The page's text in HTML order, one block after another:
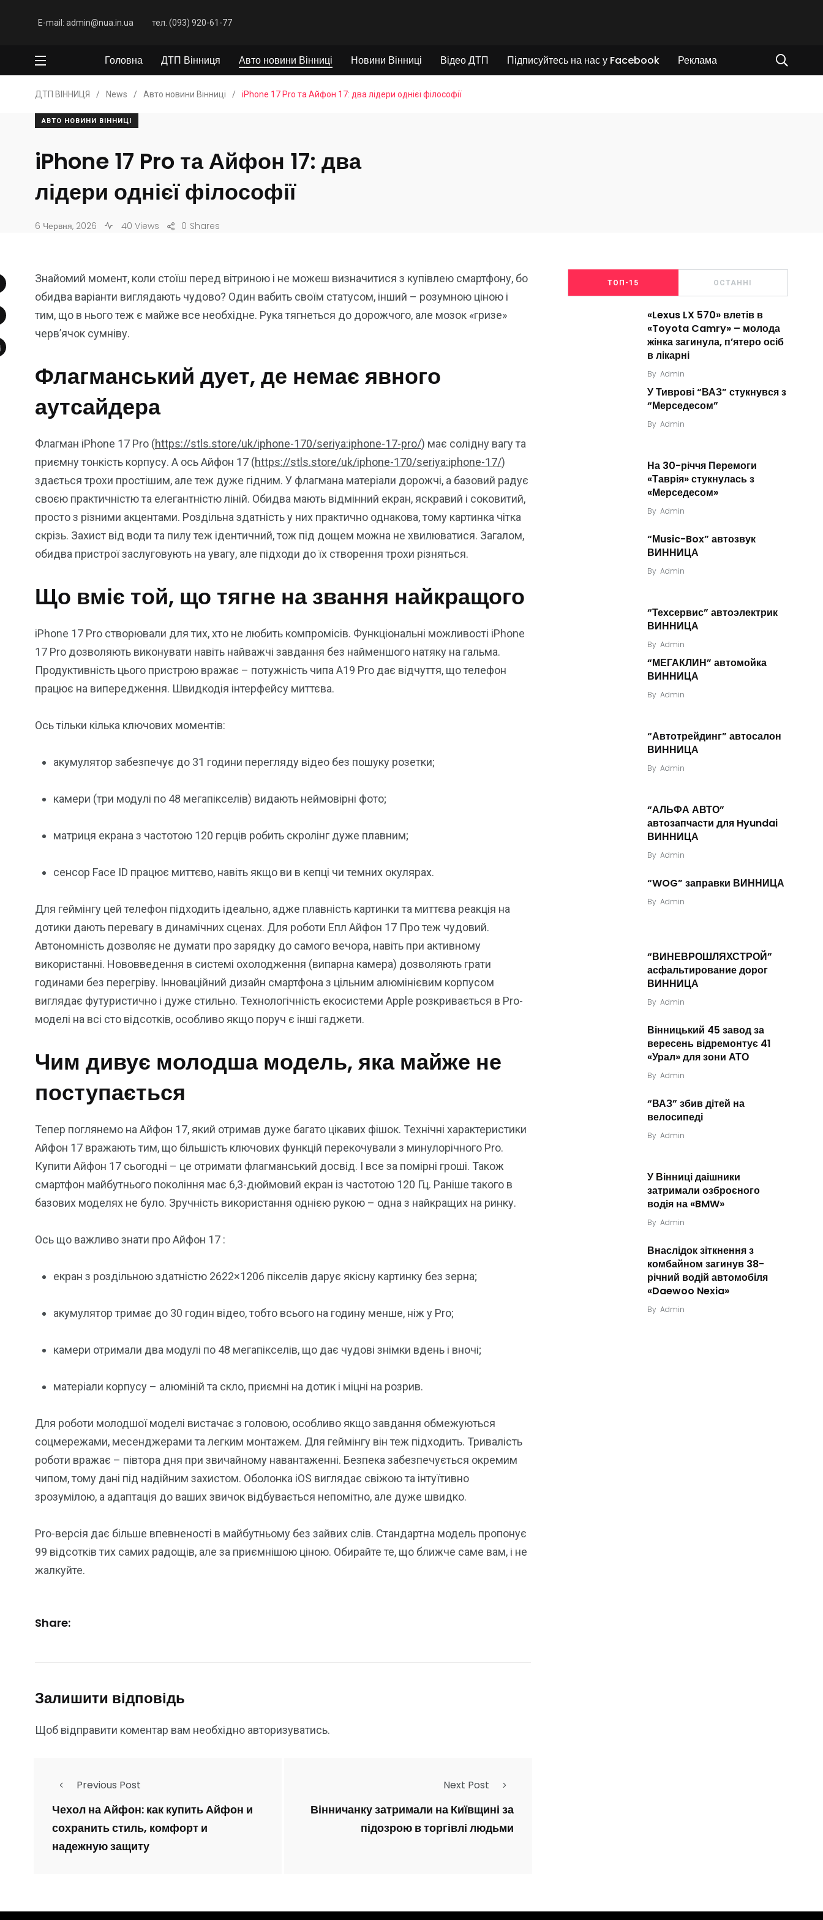
E-mail: admin@nua.in.ua тел. (093) 920-61-77
Головна ДТП Вінниця Авто новини Вінниці Новини Вінниці Відео ДТП Підписуйтесь на нас у Facebook Реклама
ДТП ВІННИЦЯ / News / Авто новини Вінниці / iPhone 17 Pro та Айфон 17: два лідери однієї філософії
АВТО НОВИНИ ВІННИЦІ
iPhone 17 Pro та Айфон 17: два
лідери однієї філософії
6 Червня, 2026 40 Views Shares
0
Знайомий момент, коли стоїш перед вітриною і не можеш визначитися з купівлею смартфону, бо
обидва варіанти виглядають чудово? Один вабить своїм статусом, інший – розумною ціною і
тим, що в нього теж є майже все необхідне. Рука тягнеться до дорожчого, але мозок «гризе»
черв’ячок сумніву.
Флагманський дует, де немає явного
аутсайдера
Флагман iPhone 17 Pro (https://stls.store/uk/iphone-170/seriya:iphone-17-pro/) має солідну вагу та
приємну тонкість корпусу. А ось Айфон 17 (https://stls.store/uk/iphone-170/seriya:iphone-17/)
здається трохи простішим, але теж дуже гідним. У флагмана матеріали дорожчі, а базовий радує
своєю практичністю та елегантністю ліній. Обидва мають відмінний екран, яскравий і соковитий,
просто з різними акцентами. Роздільна здатність у них практично однакова, тому картинка чітка
скрізь. Захист від води та пилу теж ідентичний, тож під дощем можна не хвилюватися. Загалом,
обидва пристрої заслуговують на увагу, але підходи до їх створення трохи різняться.
Що вміє той, що тягне на звання найкращого
iPhone 17 Pro створювали для тих, хто не любить компромісів. Функціональні можливості iPhone
17 Pro дозволяють виконувати навіть найважчі завдання без найменшого натяку на гальма.
Продуктивність цього пристрою вражає – потужність чипа A19 Pro дає відчуття, що телефон
працює на випередження. Швидкодія інтерфейсу миттєва.
Ось тільки кілька ключових моментів:
акумулятор забезпечує до 31 години перегляду відео без пошуку розетки;
камери (три модулі по 48 мегапікселів) видають неймовірні фото;
матриця екрана з частотою 120 герців робить скролінг дуже плавним;
сенсор Face ID працює миттєво, навіть якщо ви в кепці чи темних окулярах.
Для геймінгу цей телефон підходить ідеально, адже плавність картинки та миттєва реакція на
дотики дають перевагу в динамічних сценах. Для роботи Епл Айфон 17 Про теж чудовий.
Автономність дозволяє не думати про зарядку до самого вечора, навіть при активному
використанні. Нововведення в системі охолодження (випарна камера) дозволяють грати
годинами без перегріву. Інноваційний дизайн смартфона з цільним алюмінієвим корпусом
виглядає футуристично і дуже стильно. Технологічність екосистеми Apple розкривається в Pro-
моделі на всі сто відсотків, особливо якщо поруч є інші гаджети.
Чим дивує молодша модель, яка майже не
поступається
Тепер поглянемо на Айфон 17, який отримав дуже багато цікавих фішок. Технічні характеристики
Айфон 17 вражають тим, що більшість ключових функцій перекочували з минулорічного Pro.
Купити Айфон 17 сьогодні – це отримати флагманський досвід. І все за помірні гроші. Також
смартфон майбутнього покоління має 6,3-дюймовий екран із частотою 120 Гц. Раніше такого в
базових моделях не було. Зручність використання однією рукою – одна з найкращих на ринку.
Ось що важливо знати про Айфон 17 :
екран з роздільною здатністю 2622×1206 пікселів дарує якісну картинку без зерна;
акумулятор тримає до 30 годин відео, тобто всього на годину менше, ніж у Pro;
камери отримали два модулі по 48 мегапікселів, що дає чудові знімки вдень і вночі;
матеріали корпусу – алюміній та скло, приємні на дотик і міцні на розрив.
Для роботи молодшої моделі вистачає з головою, особливо якщо завдання обмежуються
соцмережами, месенджерами та легким монтажем. Для геймінгу він теж підходить. Тривалість
роботи вражає – півтора дня при звичайному навантаженні. Безпека забезпечується окремим
чипом, тому дані під надійним захистом. Оболонка iOS виглядає свіжою та інтуїтивно
зрозумілою, а адаптація до ваших звичок відбувається непомітно, але дуже швидко.
Pro-версія дає більше впевненості в майбутньому без зайвих слів. Стандартна модель пропонує
99 відсотків тих самих радощів, але за приємнішою ціною. Обирайте те, що ближче саме вам, і не
жалкуйте.
Share:
Залишити відповідь
Щоб відправити коментар вам необхідно авторизуватись.
Previous Post
Чехол на Айфон: как купить Айфон и
сохранить стиль, комфорт и
надежную защиту
Next Post
Вінничанку затримали на Київщині за
підозрою в торгівлі людьми
ТОП-15 ОСТАННІ
«Lexus LX 570» влетів в
«Toyota Camry» – молода
жінка загинула, п’ятеро осіб
в лікарні
By Admin
У Тиврові “ВАЗ” стукнувся з
“Мерседесом”
By Admin
На 30-річчя Перемоги
«Таврія» стукнулась з
«Мерседесом»
By Admin
“Мusic-Box” автозвук
ВИННИЦА
By Admin
“Техсервис” автоэлектрик
ВИННИЦА
By Admin
“МЕГАКЛИН” автомойка
ВИННИЦА
By Admin
“Автотрейдинг” автосалон
ВИННИЦА
By Admin
“АЛЬФА АВТО”
автозапчасти для Hyundai
ВИННИЦА
By Admin
“WOG” заправки ВИННИЦА
By Admin
“ВИНЕВРОШЛЯХСТРОЙ”
асфальтирование дорог
ВИННИЦА
By Admin
Вінницький 45 завод за
вересень відремонтує 41
«Урал» для зони АТО
By Admin
“ВАЗ” збив дітей на
велосипеді
By Admin
У Вінниці даішники
затримали озброєного
водія на «BMW»
By Admin
Внаслідок зіткнення з
комбайном загинув 38-
річний водій автомобіля
«Daewoo Nexia»
By Admin